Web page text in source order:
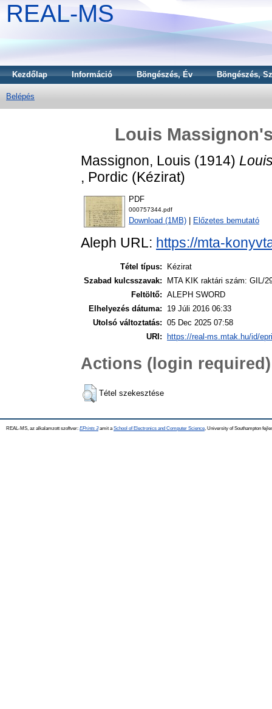
REAL-MS
Kezdőlap Információ Böngészés, Év Böngészés,
Belépés
Louis
Massignon, Louis (1914)
, Pordic (Kézirat)
PDF
000757344.pdf
Download (1MB) Előzetes bemutató
Aleph URL: https://mta-
Tétel típus:
Kézirat
Szabad kulcsszavak:
MTA KIK raktári szám: GIL/
Feltöltő: ALEPH SWORD
Elhelyezés dátuma:
19 Júli 2016 06:33
Utolsó változtatás: 05 Dec 2025 07:58
URI:
https://real-ms.mtak.hu/id/
Actions (login required)
Tétel szekesztése
REAL-MS, az alkalamzott szoftver: EPrints 3amit a School of Electronics and Computer Science , University of Southampton